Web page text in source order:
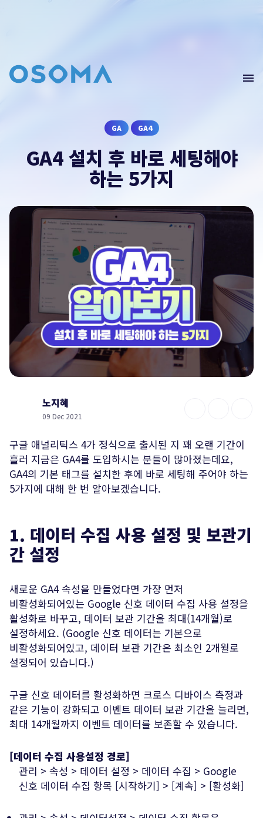
Home
Webinar
GA GA4
GA4 설치 후 바로 세팅해야
하는 5가지
노지혜
09 Dec 2021
구글 애널리틱스 4가 정식으로 출시된 지 꽤 오랜 기간이
흘러 지금은 GA4를 도입하시는 분들이 많아졌는데요,
GA4의 기본 태그를 설치한 후에 바로 세팅해 주어야 하는
5가지에 대해 한 번 알아보겠습니다.
1. 데이터 수집 사용 설정 및 보관기
간 설정
새로운 GA4 속성을 만들었다면 가장 먼저
비활성화되어있는 Google 신호 데이터 수집 사용 설정을
활성화로 바꾸고, 데이터 보관 기간을 최대(14개월)로
설정하세요. (Google 신호 데이터는 기본으로
비활성화되어있고, 데이터 보관 기간은 최소인 2개월로
설정되어 있습니다.)
구글 신호 데이터를 활성화하면 크로스 디바이스 측정과
같은 기능이 강화되고 이벤트 데이터 보관 기간을 늘리면,
최대 14개월까지 이벤트 데이터를 보존할 수 있습니다.
[데이터 수집 사용설정 경로]
관리 > 속성 > 데이터 설정 > 데이터 수집 > Google
신호 데이터 수집 항목 [시작하기] > [계속] > [활성화]
문의남기기
오픈소스마케팅의 컨설팅이 필요하시다면 문의를
남겨주세요.
contact@osoma.kr
서비스 소개서 보기
전송하기